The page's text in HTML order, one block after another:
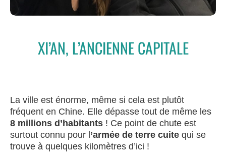
XI’AN, L’ANCIENNE CAPITALE
La ville est énorme, même si cela est plutôt
fréquent en Chine. Elle dépasse tout de même les
8 millions d’habitants ! Ce point de chute est
surtout connu pour l ’armée de terre cuite qui se
trouve à quelques kilomètres d’ici !